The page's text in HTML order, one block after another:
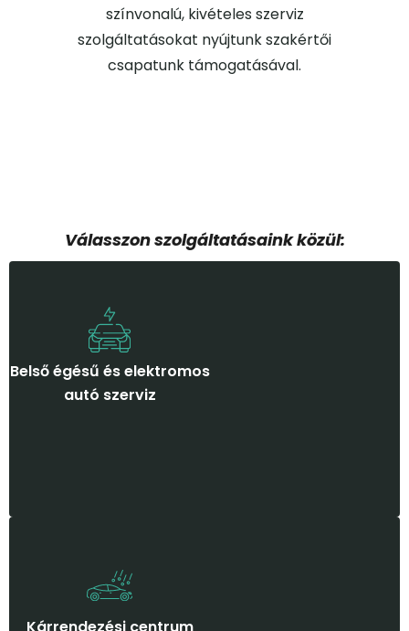
színvonalú, kivételes szerviz
szolgáltatásokat nyújtunk szakértői
csapatunk támogatásával.
Válasszon szolgáltatásaink közül:
Belső égésű és elektromos
autó szerviz